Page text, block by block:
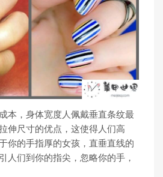
，身体宽度人佩戴垂直条纹最
伸尺寸的优点，这使得人们高
你的手指厚的女孩，直垂直线的
人们到你的指尖，忽略你的手，